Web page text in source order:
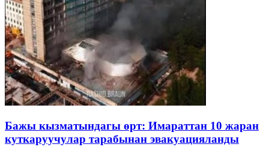
Бажы кызматындагы өрт: Имараттан 10 жаран
куткаруучулар тарабынан эвакуацияланды